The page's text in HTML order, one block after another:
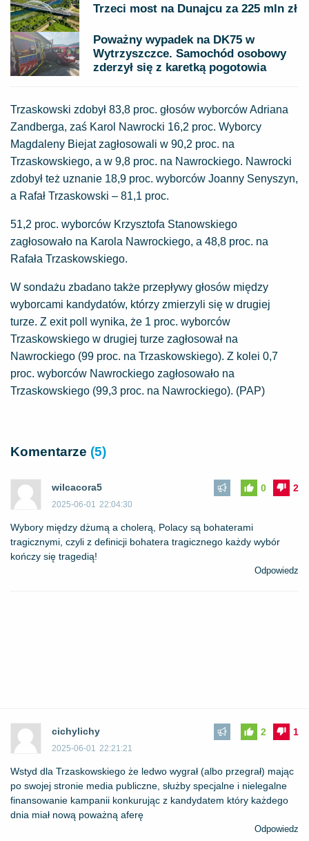
Trzeci most na Dunajcu za 225 mln zł
Poważny wypadek na DK75 w
Wytrzyszczce. Samochód osobowy
zderzył się z karetką pogotowia
Trzaskowski zdobył 83,8 proc. głosów wyborców Adriana
Zandberga, zaś Karol Nawrocki 16,2 proc. Wyborcy
Magdaleny Biejat zagłosowali w 90,2 proc. na
Trzaskowskiego, a w 9,8 proc. na Nawrockiego. Nawrocki
zdobył też uznanie 18,9 proc. wyborców Joanny Senyszyn,
a Rafał Trzaskowski – 81,1 proc.
51,2 proc. wyborców Krzysztofa Stanowskiego
zagłosowało na Karola Nawrockiego, a 48,8 proc. na
Rafała Trzaskowskiego.
W sondażu zbadano także przepływy głosów między
wyborcami kandydatów, którzy zmierzyli się w drugiej
turze. Z exit poll wynika, że 1 proc. wyborców
Trzaskowskiego w drugiej turze zagłosował na
Nawrockiego (99 proc. na Trzaskowskiego). Z kolei 0,7
proc. wyborców Nawrockiego zagłosowało na
Trzaskowskiego (99,3 proc. na Nawrockiego). (PAP)
Komentarze (5)
wilcacora5
2025-06-01 22:04:30
2
0
Wybory między dżumą a cholerą, Polacy są bohaterami
tragicznymi, czyli z definicji bohatera tragicznego każdy wybór
kończy się tragedią!
Odpowiedz
cichylichy
2025-06-01 22:21:21
1
2
Wstyd dla Trzaskowskiego że ledwo wygrał (albo przegrał) mając
po swojej stronie media publiczne, służby specjalne i nielegalne
finansowanie kampanii konkurując z kandydatem który każdego
dnia miał nową poważną aferę
Odpowiedz